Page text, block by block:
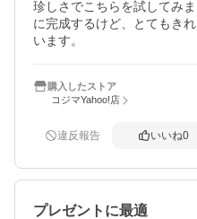
珍しさでこちらを試してみ
に完成するけど、とてもき
います。
購入したストア
コジマYahoo!店
違反報告 いいね0
プレゼントに最適